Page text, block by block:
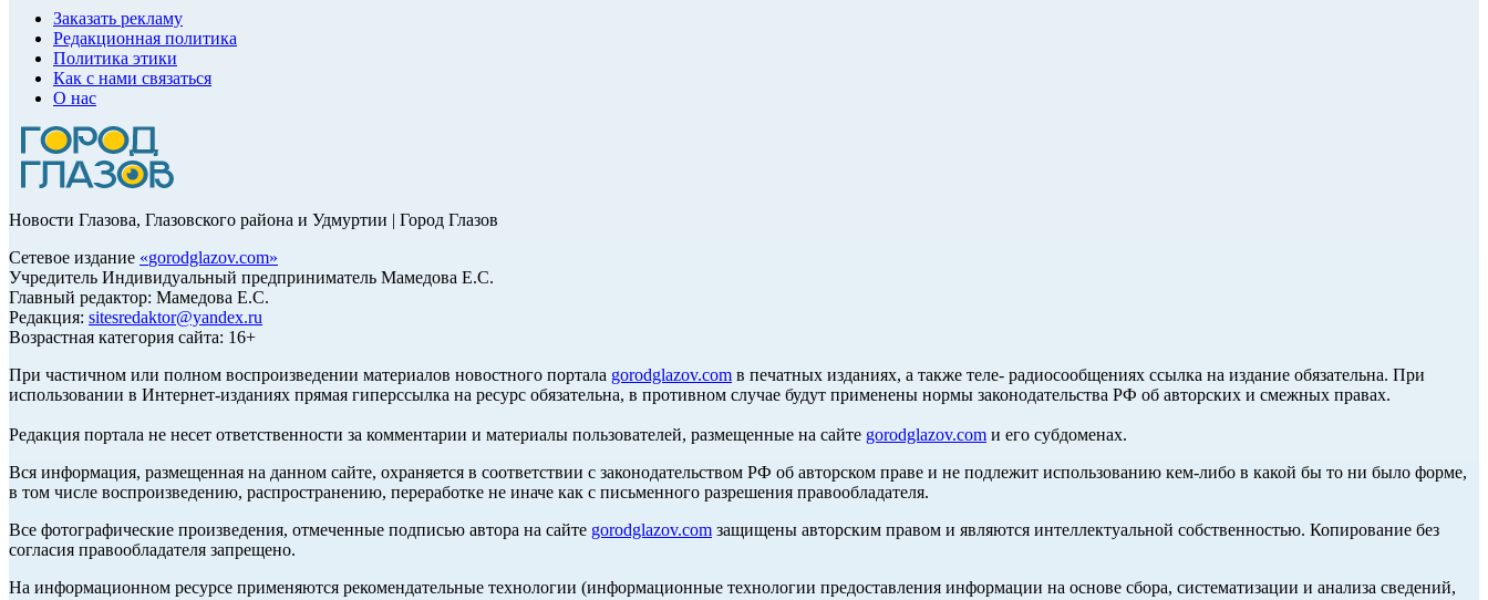
Заказать рекламу
Редакционная политика
Политика этики
Как с нами связаться
О нас
Новости Глазова, Глазовского района и Удмуртии | Город Глазов
Сетевое издание «gorodglazov.com»
Учредитель Индивидуальный предприниматель Мамедова Е.С.
Главный редактор: Мамедова Е.С.
Редакция: sitesredaktor@yandex.ru
Возрастная категория сайта: 16+
При частичном или полном воспроизведении материалов новостного портала gorodglazov.com в печатных изданиях, а также теле- радиосообщениях ссылка на издание обязательна. При
использовании в Интернет-изданиях прямая гиперссылка на ресурс обязательна, в противном случае будут применены нормы законодательства РФ об авторских и смежных правах.
Редакция портала не несет ответственности за комментарии и материалы пользователей, размещенные на сайте gorodglazov.com и его субдоменах.
Вся информация, размещенная на данном сайте, охраняется в соответствии с законодательством РФ об авторском праве и не подлежит использованию кем-либо в какой бы то ни было форме,
в том числе воспроизведению, распространению, переработке не иначе как с письменного разрешения правообладателя.
Все фотографические произведения, отмеченные подписью автора на сайте gorodglazov.com защищены авторским правом и являются интеллектуальной собственностью. Копирование без
согласия правообладателя запрещено.
На информационном ресурсе применяются рекомендательные технологии (информационные технологии предоставления информации на основе сбора, систематизации и анализа сведений,